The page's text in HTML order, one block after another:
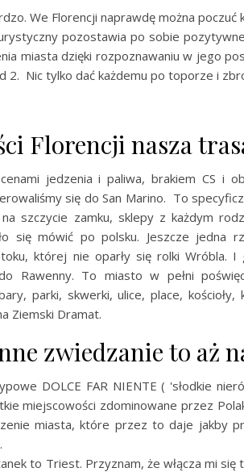
We Florencji naprawdę można
pozostawia po sobie
miasta dzięki rozpoznawaniu w jego
2. Nic tylko dać każdemu po toporze i
Florencji nasza
jedzenia i paliwa, brakiem CS i
się do San Marino. To
szczycie zamku, sklepy z każdym
się mówić po polsku. Jeszcze jedna
której nie oparły się rolki Wróbla.
Rawenny. To miasto w pełni
parki, skwerki, ulice, place,
Ziemski Dramat.
zwiedzanie to aż
DOLCE FAR NIENTE ( 'słodkie
miejscowości zdominowane przez
miasta, które przez to daje jakby
to Triest. Przyznam, że włącza mi